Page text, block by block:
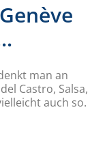
man an
Castro, Salsa,
auch so.